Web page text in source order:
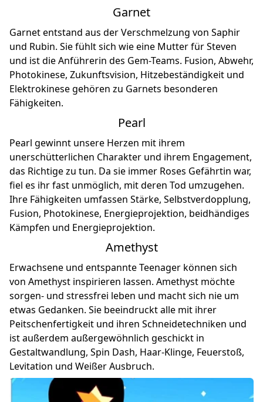
Garnet
Garnet entstand aus der Verschmelzung von Saphir
und Rubin. Sie fühlt sich wie eine Mutter für Steven
und ist die Anführerin des Gem-Teams. Fusion, Abwehr,
Photokinese, Zukunftsvision, Hitzebeständigkeit und
Elektrokinese gehören zu Garnets besonderen
Fähigkeiten.
Pearl
Pearl gewinnt unsere Herzen mit ihrem
unerschütterlichen Charakter und ihrem Engagement,
das Richtige zu tun. Da sie immer Roses Gefährtin war,
fiel es ihr fast unmöglich, mit deren Tod umzugehen.
Ihre Fähigkeiten umfassen Stärke, Selbstverdopplung,
Fusion, Photokinese, Energieprojektion, beidhändiges
Kämpfen und Energieprojektion.
Amethyst
Erwachsene und entspannte Teenager können sich
von Amethyst inspirieren lassen. Amethyst möchte
sorgen- und stressfrei leben und macht sich nie um
etwas Gedanken. Sie beeindruckt alle mit ihrer
Peitschenfertigkeit und ihren Schneidetechniken und
ist außerdem außergewöhnlich geschickt in
Gestaltwandlung, Spin Dash, Haar-Klinge, Feuerstoß,
Levitation und Weißer Ausbruch.